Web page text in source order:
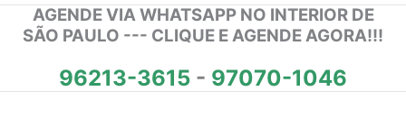
AGENDE VIA WHATSAPP NO INTERIOR DE
SÃO PAULO --- CLIQUE E AGENDE AGORA!!!
96213-3615 - 97070-1046